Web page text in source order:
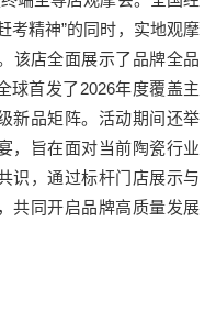
考精神”的同时，实地观摩
该店全面展示了品牌全品
球首发了2026年度覆盖主
新品矩阵。活动期间还举
，旨在面对当前陶瓷行业
识，通过标杆门店展示与
共同开启品牌高质量发展